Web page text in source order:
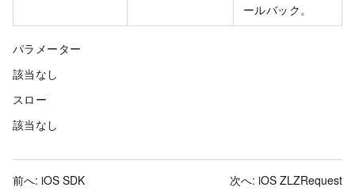
ールバック。
パラメーター
該当なし
スロー
該当なし
前へ: iOS SDK 次へ: iOS ZLZRequest